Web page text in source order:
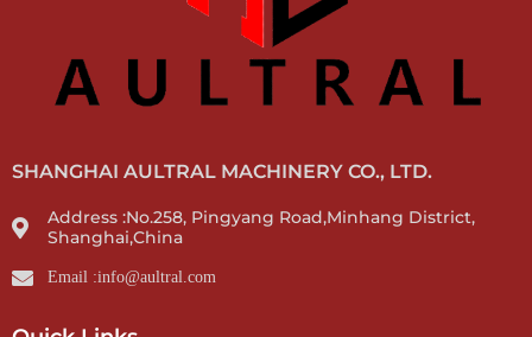
SHANGHAI AULTRAL MACHINERY CO., LTD.
Address :No.258, Pingyang Road,Minhang District,
Shanghai,China
Email :info@aultral.com